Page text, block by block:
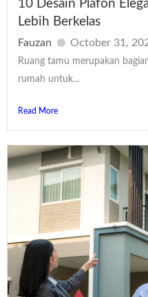
10 Desain Plafon
Lebih Berkelas
Fauzan October 31,
Ruang tamu merupakan
rumah untuk...
Read More